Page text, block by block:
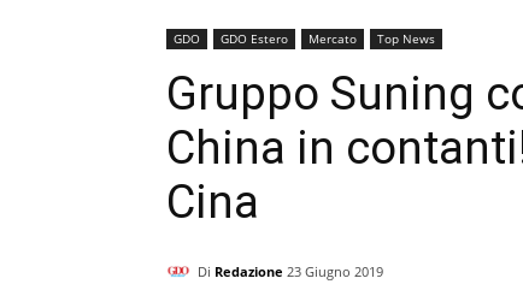
GDO GDO Estero Mercato Top News
Gruppo Suning
China in
Cina
Di Redazione 23 Giugno 2019